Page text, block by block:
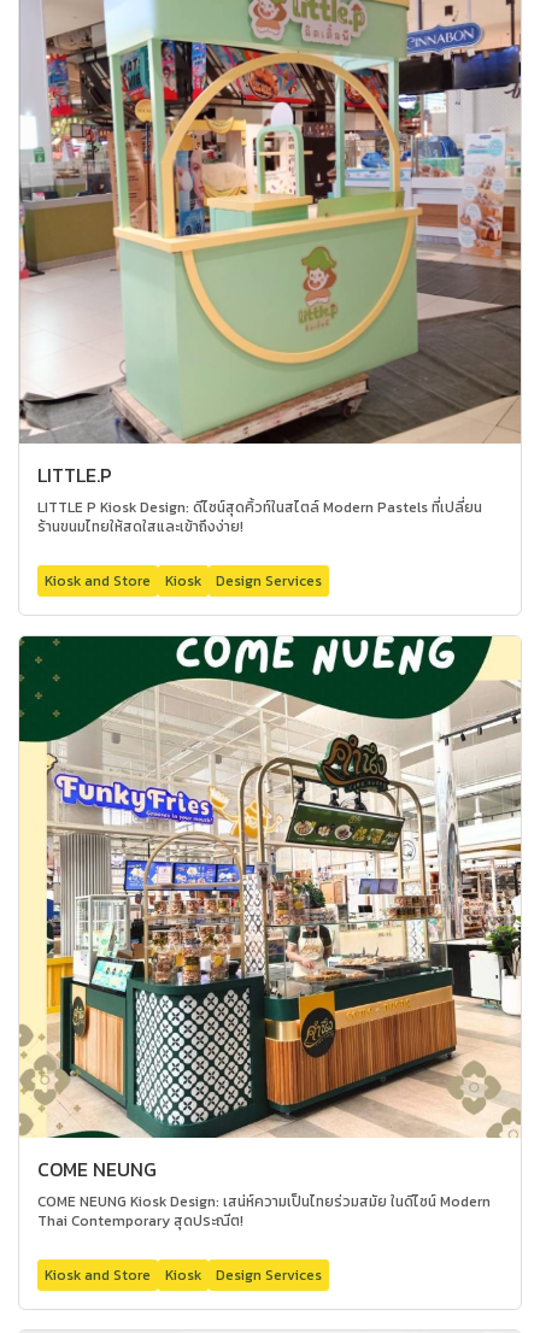
LITTLE.P
LITTLE P Kiosk Design: ดีไซน์สุดคิ้วท์ในสไตล์ Modern Pastels ที่เปลี่ยน
ร้านขนมไทยให้สดใสและเข้าถึงง่าย!
Kiosk and Store Kiosk Design Services
COME NEUNG
COME NEUNG Kiosk Design: เสน่ห์ความเป็นไทยร่วมสมัย ในดีไซน์ Modern
Thai Contemporary สุดประณีต!
Kiosk and Store Kiosk Design Services